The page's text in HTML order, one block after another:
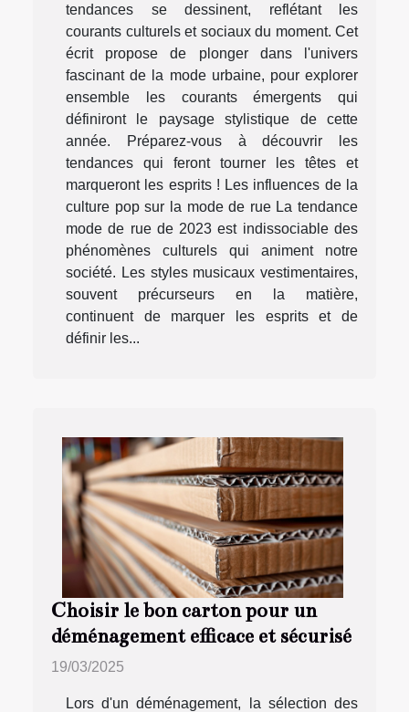
tendances se dessinent, reflétant les
courants culturels et sociaux du moment. Cet
écrit propose de plonger dans l'univers
fascinant de la mode urbaine, pour explorer
ensemble les courants émergents qui
définiront le paysage stylistique de cette
année. Préparez-vous à découvrir les
tendances qui feront tourner les têtes et
marqueront les esprits ! Les influences de la
culture pop sur la mode de rue La tendance
mode de rue de 2023 est indissociable des
phénomènes culturels qui animent notre
société. Les styles musicaux vestimentaires,
souvent précurseurs en la matière,
continuent de marquer les esprits et de
définir les...
Choisir le bon carton pour un
déménagement efficace et sécurisé
19/03/2025
Lors d'un déménagement, la sélection des